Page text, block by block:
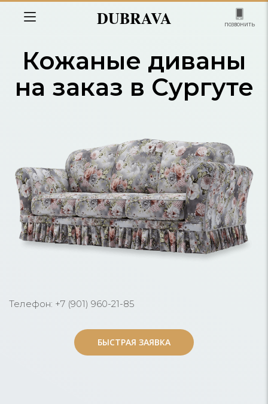
DUBRAVA позвонить
Кожаные диваны
на заказ в Сургуте
Телефон: +7 (901) 960-21-85
БЫСТРАЯ ЗАЯВКА
БЫСТРАЯ ЗАЯВКА